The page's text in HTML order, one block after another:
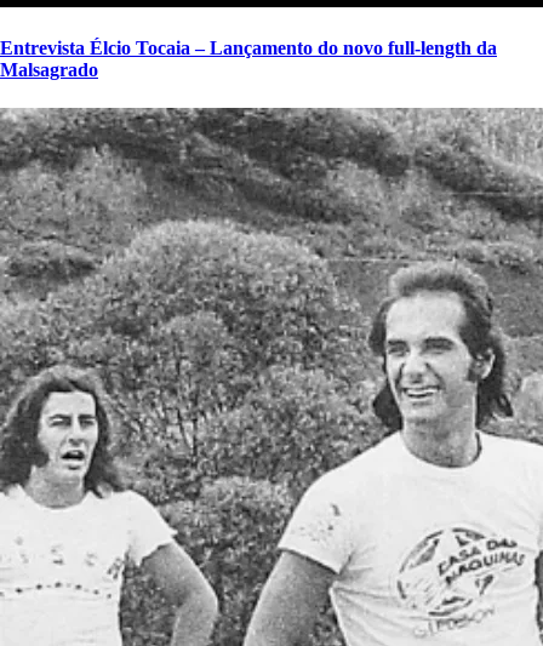
Entrevista Élcio Tocaia – Lançamento do novo full-length da
Malsagrado